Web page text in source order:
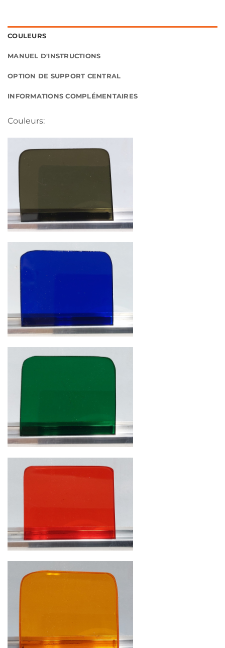
COULEURS
MANUEL D'INSTRUCTIONS
OPTION DE SUPPORT CENTRAL
INFORMATIONS COMPLÉMENTAIRES
Couleurs: